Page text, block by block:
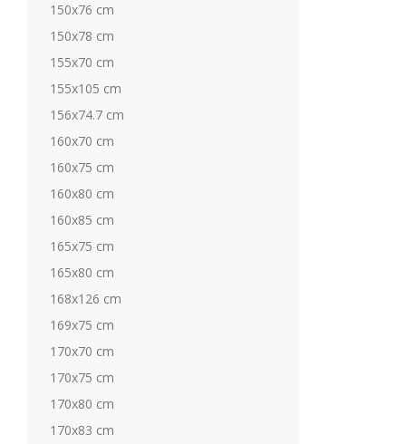
150x76 cm
150x78 cm
155x70 cm
155x105 cm
156x74.7 cm
160x70 cm
160x75 cm
160x80 cm
160x85 cm
165x75 cm
165x80 cm
168x126 cm
169x75 cm
170x70 cm
170x75 cm
170x80 cm
170x83 cm